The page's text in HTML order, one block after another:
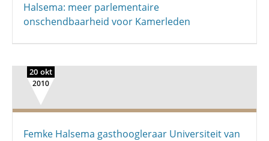
Halsema: meer parlementaire
onschendbaarheid voor Kamerleden
20 okt
2010
Femke Halsema gasthoogleraar Universiteit van